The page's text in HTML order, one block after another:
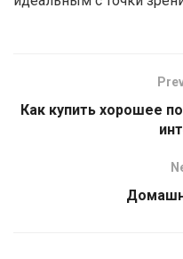
Как купить хорошее